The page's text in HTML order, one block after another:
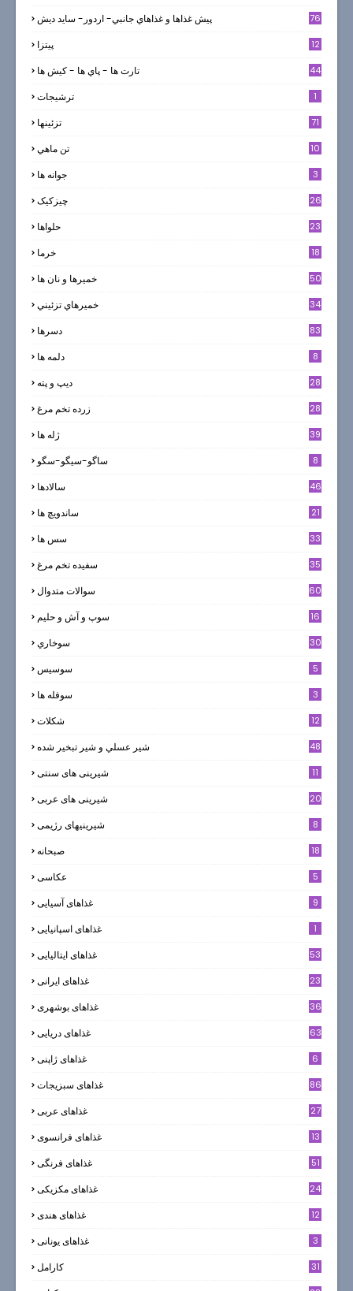
پيش غذاها و غذاهاي جانبي- اردور- سايد ديش 76
پیتزا 12
تارت ها - پاي ها - كيش ها 44
ترشيجات 1
تزئینها 71
تن ماهي 10
جوانه ها 3
چیزکیک 26
حلواها 23
خرما 18
خميرها و نان ها 50
خميرهاي تزئيني 34
دسرها 83
دلمه ها 8
ديپ و پته 28
زرده تخم مرغ 28
ژله ها 39
ساگو-سیگو-سگو 8
سالادها 46
ساندویچ ها 21
سس ها 33
سفيده تخم مرغ 35
سوالات متدوال 60
سوپ و آش و حليم 16
سوخاري 30
سوسيس 5
سوفله ها 3
شکلات
12
شير عسلي و شير تبخير شده 48
شیرینی های سنتی 11
شیرینی های عربی 20
شیرینیهای رژیمی 8
صبحانه 18
عکاسی 5
غذاهای آسیایی 9
غذاهای اسپانیایی 1
غذاهای ایتالیایی 53
غذاهای ایرانی 23
غذاهای بوشهری 36
غذاهای دریایی 63
غذاهای ژاپنی 6
غذاهای سبزیجات 86
غذاهای عربی 27
غذاهای فرانسوی 13
غذاهای فرنگی 51
غذاهای مکزیکی 24
غذاهای هندی 12
غذاهای یونانی 3
كارامل 31